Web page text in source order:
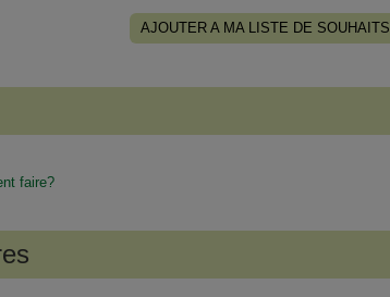
AJOUTER A MA LISTE DE SOUHAITS
faire?